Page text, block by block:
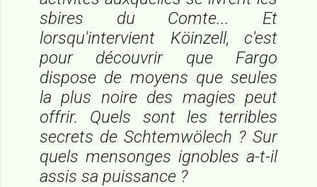
sbires du Comte... Et
lorsqu'intervient Köinzell, c'est
pour découvrir que Fargo
dispose de moyens que seules
la plus noire des magies peut
offrir. Quels sont les terribles
secrets de Schtemwölech ? Sur
quels mensonges ignobles a-t-il
assis sa puissance ?